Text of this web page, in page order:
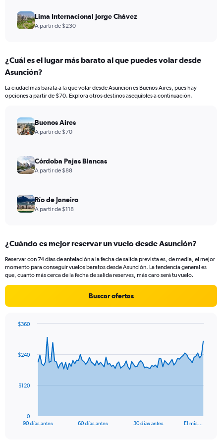
Lima Internacional Jorge Chávez
A partir de $230
¿Cuál es el lugar más barato al que puedes volar desde
Asunción?
La ciudad más barata a la que volar desde Asunción es Buenos Aires, pues hay
opciones a partir de $70. Explora otros destinos asequibles a continuación.
Buenos Aires
A partir de $70
Córdoba Pajas Blancas
A partir de $88
Río de Janeiro
A partir de $118
¿Cuándo es mejor reservar un vuelo desde Asunción?
Reservar con 74 días de antelación a la fecha de salida prevista es, de media, el mejor
momento para conseguir vuelos baratos desde Asunción. La tendencia general es
que, cuanto más cerca de la fecha de salida reserves, más caro será tu vuelo.
Buscar ofertas
data
The
90 días antes 60 días antes 30 días antes El mis…
0
$120
$240
$360